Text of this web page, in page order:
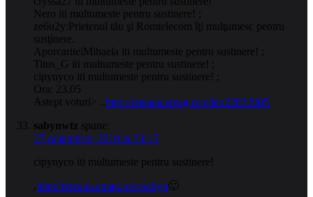
Nero iti multumeste pentru sustinere! ;
ze6u2y:Prietenul tău şi Romtelecom îţi mulţumesc pentru
susţinere.
AporcariteiMihaela iti multumeste pentru sustinere! ;
Titus_G iti multumeste pentru sustinere! ;
cipynyco iti multumeste pentru sustinere! ;
Ora: 23.05
Astept voturi> .. http://reteaua.emag.ro/c/leo22832005
sabynwtz spune:
27 noiembrie, 2010 la 23:15
cipynyco iti multumeste pentru sustinere!
,http://reteaua.emag.ro/c/sabyn🙂